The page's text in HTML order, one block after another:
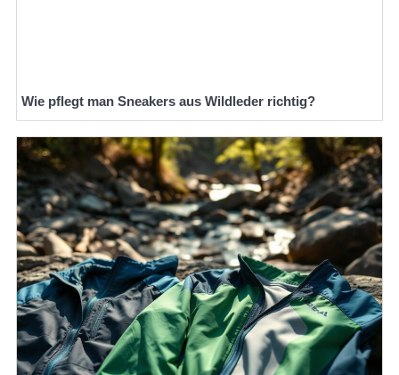
Wie pflegt man Sneakers aus Wildleder richtig?